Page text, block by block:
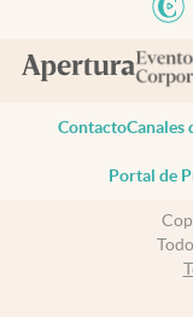
ContactoCanales
Portal de